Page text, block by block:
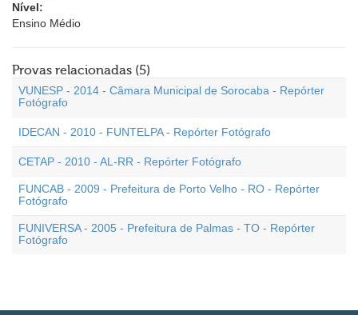
Nível:
Ensino Médio
Provas relacionadas (5)
VUNESP - 2014 - Câmara Municipal de Sorocaba - Repórter
Fotógrafo
IDECAN - 2010 - FUNTELPA - Repórter Fotógrafo
CETAP - 2010 - AL-RR - Repórter Fotógrafo
FUNCAB - 2009 - Prefeitura de Porto Velho - RO - Repórter
Fotógrafo
FUNIVERSA - 2005 - Prefeitura de Palmas - TO - Repórter
Fotógrafo